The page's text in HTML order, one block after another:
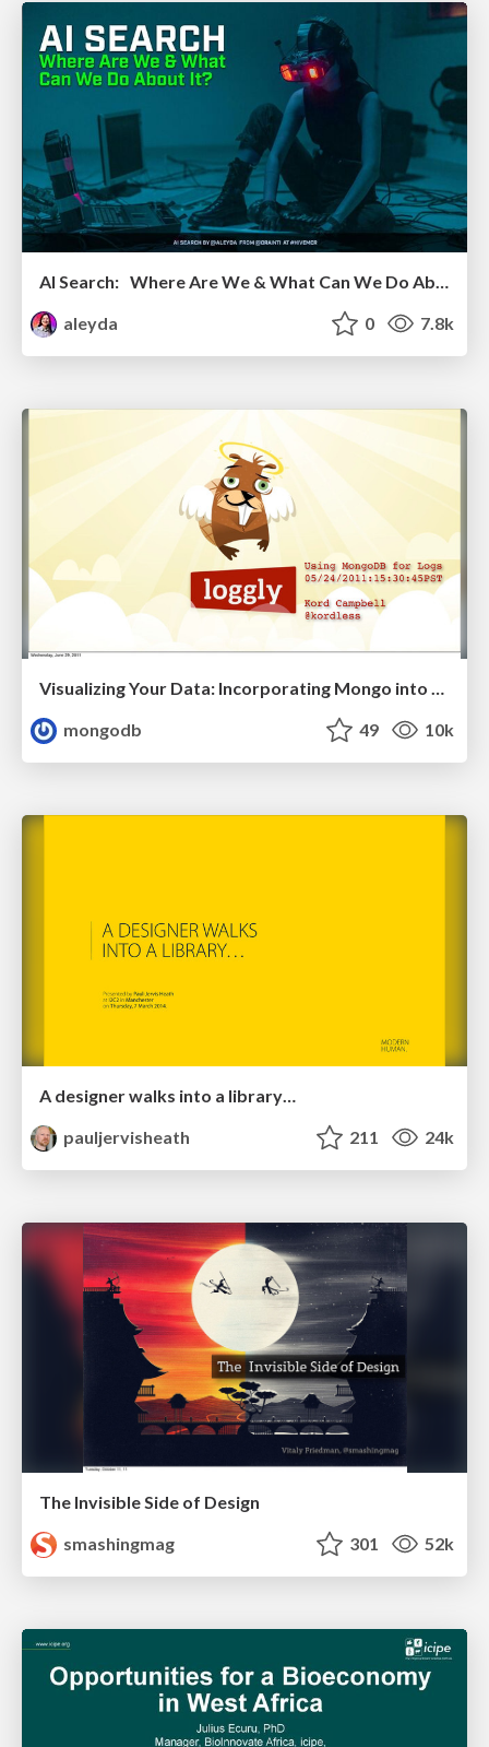
AI Search: Where Are We & What Can We Do About It?
aleyda
0 7.8k
Visualizing Your Data: Incorporating Mongo into Loggly Infrastructure
mongodb
49 10k
A designer walks into a library…
pauljervisheath
211 24k
The Invisible Side of Design
smashingmag
301 52k